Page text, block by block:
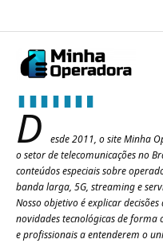
D
esde 2011, o site Minha
o setor de telecomunicações no
conteúdos especiais sobre
banda larga, 5G, streaming e
Nosso objetivo é explicar
novidades tecnológicas de forma
e profissionais a entenderem o